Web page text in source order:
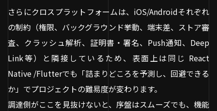
さらにクロスプラットフォームは、iOS/Androidそれぞれ
の制約（権限、バックグラウンド挙動、端末差、ストア審
査、クラッシュ解析、証明書・署名、Push通知、Deep
Link等）と隣接しているため、表面上は同じ React
Native /Flutterでも「詰まりどころを予測し、回避できる
か」でプロジェクトの難易度が変わります。
調達側がここを見抜けないと、序盤はスムーズでも、機能